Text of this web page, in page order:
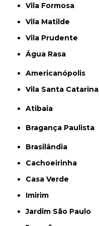
Vila Formosa
Vila Matilde
Vila Prudente
Água Rasa
Americanópolis
Vila Santa Catarina
Atibaia
Bragança Paulista
Brasilândia
Cachoeirinha
Casa Verde
Imirim
Jardim São Paulo